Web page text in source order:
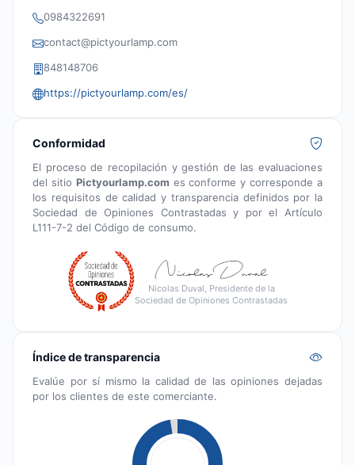
0984322691
contact@pictyourlamp.com
848148706
https://pictyourlamp.com/es/
Conformidad
El proceso de recopilación y gestión de las evaluaciones
del sitio Pictyourlamp.com es conforme y corresponde a
los requisitos de calidad y transparencia definidos por la
Sociedad de Opiniones Contrastadas y por el Artículo
L111-7-2 del Código de consumo.
Nicolas Duval, Presidente de la
Sociedad de Opiniones Contrastadas
Índice de transparencia
Evalúe por sí mismo la calidad de las opiniones dejadas
por los clientes de este comerciante.